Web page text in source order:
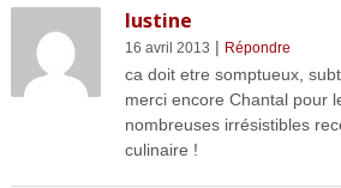
lustine
16 avril 2013 | Répondre
ca doit etre somptueux,
merci encore Chantal pour
nombreuses irrésistibles
culinaire !